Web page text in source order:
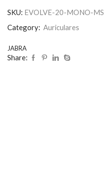
SKU: EVOLVE-20-MONO-MS
Category: Auriculares
JABRA
Share: